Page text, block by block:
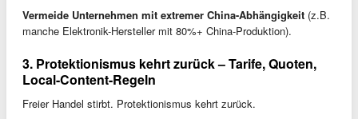
Vermeide Unternehmen mit extremer China-Abhängigkeit (z.B.
manche Elektronik-Hersteller mit 80%+ China-Produktion).
3. Protektionismus kehrt zurück – Tarife, Quoten,
Local-Content-Regeln
Freier Handel stirbt. Protektionismus kehrt zurück.